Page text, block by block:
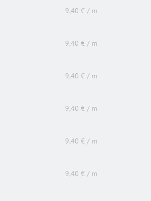
9,40 € / m
9,40 € / m
9,40 € / m
9,40 € / m
9,40 € / m
9,40 € / m